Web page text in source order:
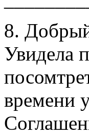
8.
Увидела
времени